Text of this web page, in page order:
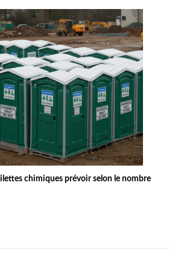
chimiques prévoir selon le nombre